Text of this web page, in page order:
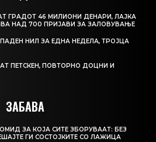
ГРАДОТ 46 МИЛИОНИ ДЕНАРИ, ЛАЈКА
НАД 700 ПРИЈАВИ ЗА ЗАЛОВУВАЊЕ
НИЛ ЗА ЕДНА НЕДЕЛА, ТРОЈЦА
ПЕТСКЕН, ПОВТОРНО ДОЦНИ И
ЗАБАВА
ЗА КОЈА СИТЕ ЗБОРУВААТ: БЕЗ
ГИ СОСТОЈКИТЕ СО ЛАЖИЦА